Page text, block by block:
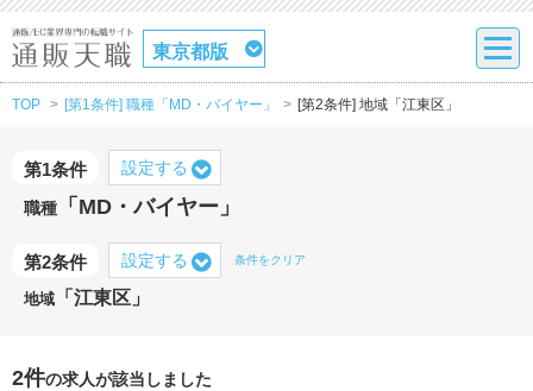
東京都版
TOP [第1条件] 職種「MD・バイヤー」 [第2条件] 地域「江東区」
第1条件
職種 「MD・バイヤー」
設定する
第2条件
地域 「江東区」
設定する 条件をクリア
2件の求人が該当しました